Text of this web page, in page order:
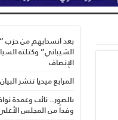
بعد انسحابهم من حزب
الشيباني” وكتلته
الإنصاف
المرابع ميديا تنشر
بالصور.. نائب وعمدة
وفداً من المجلس